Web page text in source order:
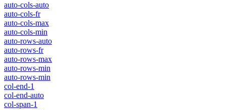
auto-cols-auto
auto-cols-fr
auto-cols-max
auto-cols-min
auto-rows-auto
auto-rows-fr
auto-rows-max
auto-rows-min
auto-rows-min
col-end-1
col-end-auto
col-span-1